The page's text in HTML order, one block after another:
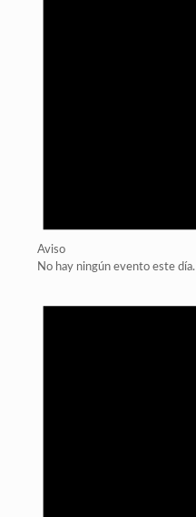
Aviso
No hay ningún evento este día.